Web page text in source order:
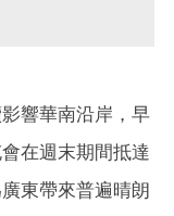
響華南沿岸，早
在週末期間抵達
東帶來普遍晴朗